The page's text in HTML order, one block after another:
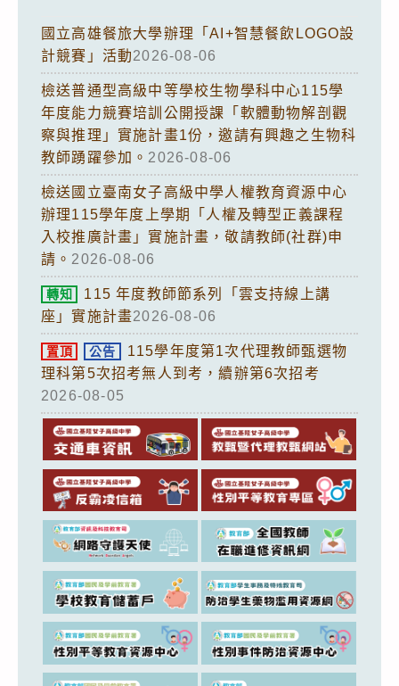
國立高雄餐旅大學辦理「AI+智慧餐飲LOGO設
計競賽」活動2026-08-06
檢送普通型高級中等學校生物學科中心115學
年度能力競賽培訓公開授課「軟體動物解剖觀
察與推理」實施計畫1份，邀請有興趣之生物科
教師踴躍參加。 2026-08-06
檢送國立臺南女子高級中學人權教育資源中心
辦理115學年度上學期「人權及轉型正義課程
入校推廣計畫」實施計畫，敬請教師(社群)申
請。 2026-08-06
轉知
115 年度教師節系列「雲支持線上講
座」實施計畫2026-08-06
置頂 公告
115學年度第1次代理教師甄選物
理科第5次招考無人到考，續辦第6次招考
2026-08-05